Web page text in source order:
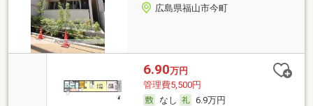
広島県福山市今町
6.90万円
管理費5,500円
なし
6.9万円